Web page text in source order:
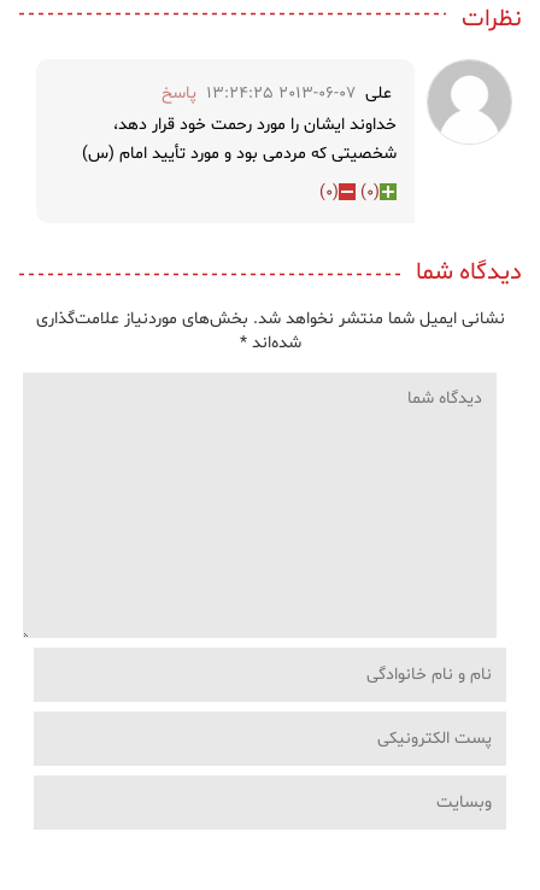
نظرات
علی 2013-06-07 13:24:25
پاسخ
خداوند ایشان را مورد رحمت خود قرار دهد،
شخصیتی که مردمی بود و مورد تأیید امام (س)
(
0
)
(
0
)
دیدگاه شما
نشانی ایمیل شما منتشر نخواهد شد. بخش‌های موردنیاز علامت‌گذاری
شده‌اند*